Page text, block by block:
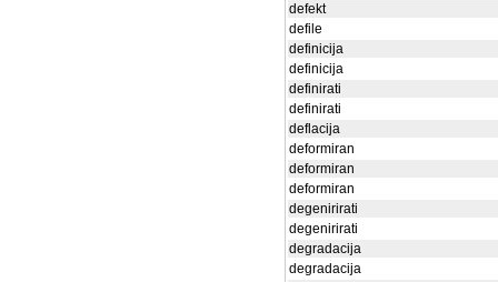
defekt
defile
definicija
definicija
definirati
definirati
deflacija
deformiran
deformiran
deformiran
degenirirati
degenirirati
degradacija
degradacija